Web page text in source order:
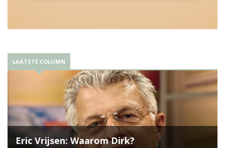
LAATSTE COLUMN
Eric Vrijsen: Waarom Dirk?